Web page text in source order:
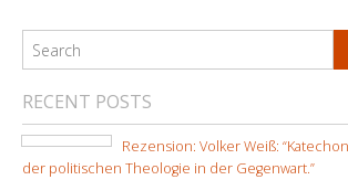
RECENT POSTS
Rezension: Volker Weiß:
der politischen Theologie in der Gegenwart.”